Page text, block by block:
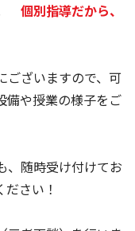
個別指導だから、
ございますので、可
備や授業の様子をご
、随時受け付けてお
さい！